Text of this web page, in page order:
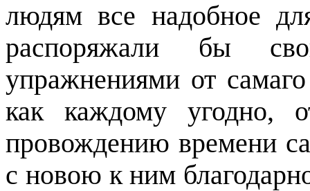
людям все надобное
распоряжали бы
упражнениями от
как каждому угодно,
провождению времени
с новою к ним